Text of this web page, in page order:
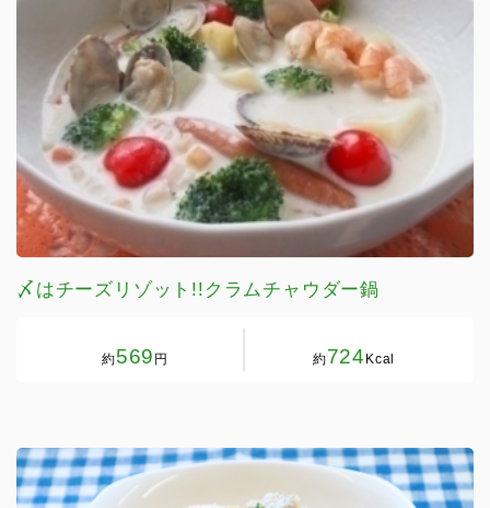
〆はチーズリゾット!!クラムチャウダー鍋
約569 円 約724 Kcal